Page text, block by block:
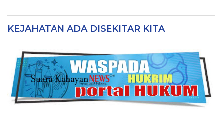
KEJAHATAN ADA DISEKITAR KITA